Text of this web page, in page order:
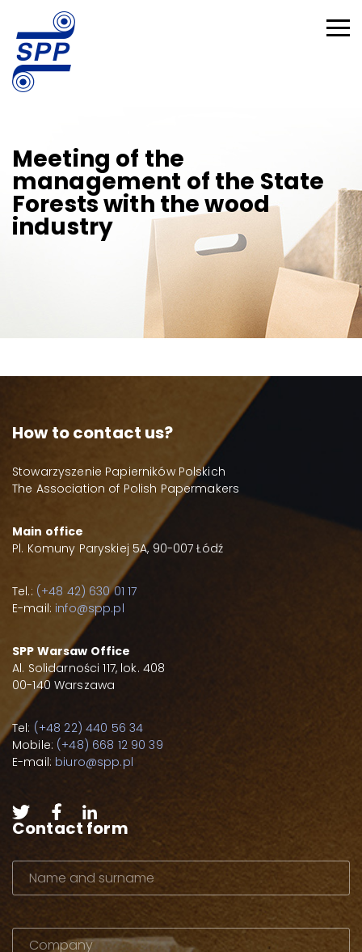
Meeting of the
management of the State
Forests with the wood
industry
How to contact us?
Stowarzyszenie Papierników Polskich
The Association of Polish Papermakers
Main office
Pl. Komuny Paryskiej 5A, 90-007 Łódź
Tel.: (+48 42) 630 01 17
E-mail: info@spp.pl
SPP Warsaw Office
Al. Solidarności 117, lok. 408
00-140 Warszawa
Tel: (+48 22) 440 56 34
Mobile: (+48) 668 12 90 39
E-mail: biuro@spp.pl
Contact form